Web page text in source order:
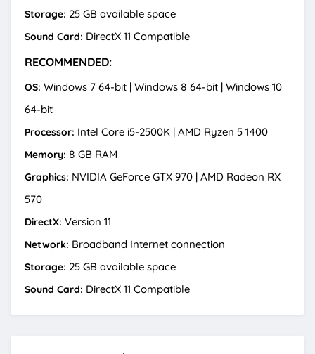
Storage: 25 GB available space
Sound Card: DirectX 11 Compatible
RECOMMENDED:
OS: Windows 7 64-bit | Windows 8 64-bit | Windows 10
64-bit
Processor: Intel Core i5-2500K | AMD Ryzen 5 1400
Memory: 8 GB RAM
Graphics: NVIDIA GeForce GTX 970 | AMD Radeon RX
570
DirectX: Version 11
Network: Broadband Internet connection
Storage: 25 GB available space
Sound Card: DirectX 11 Compatible